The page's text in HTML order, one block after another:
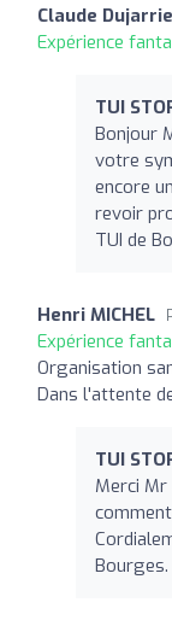
Claude
Expérience
TUI
Bonjour
votre
encore
revoir
TUI de
Henri MICHEL
Expérience
Organisation
Dans l'attente
TUI
Merci Mr
Bourges.